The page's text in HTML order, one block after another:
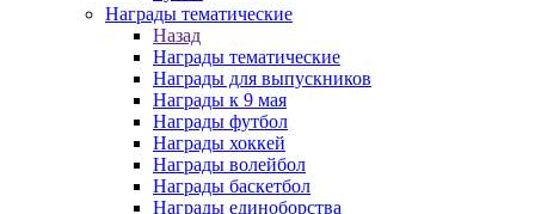
Награды тематические
Назад
Награды тематические
Награды для выпускников
Награды к 9 мая
Награды футбол
Награды хоккей
Награды волейбол
Награды баскетбол
Награды единоборства